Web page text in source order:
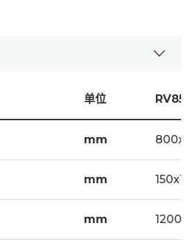
单位
mm
mm
mm
计
辅助，达成高刚性全动柱优化设
轨做支撑，搭配固定工作台设计，